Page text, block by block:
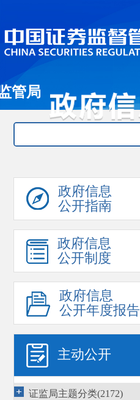
管局
政府信息
公开指南
政府信息
公开制度
政府信息
公开年度报告
主动公开
证监局主题分类(2172)